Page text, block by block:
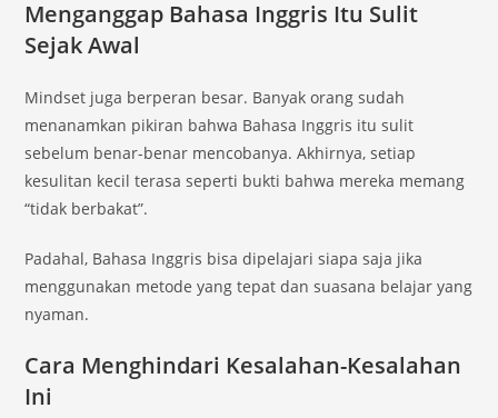
Menganggap Bahasa Inggris Itu Sulit
Sejak Awal
Mindset juga berperan besar. Banyak orang sudah
menanamkan pikiran bahwa Bahasa Inggris itu sulit
sebelum benar-benar mencobanya. Akhirnya, setiap
kesulitan kecil terasa seperti bukti bahwa mereka memang
“tidak berbakat”.
Padahal, Bahasa Inggris bisa dipelajari siapa saja jika
menggunakan metode yang tepat dan suasana belajar yang
nyaman.
Cara Menghindari Kesalahan-Kesalahan
Ini